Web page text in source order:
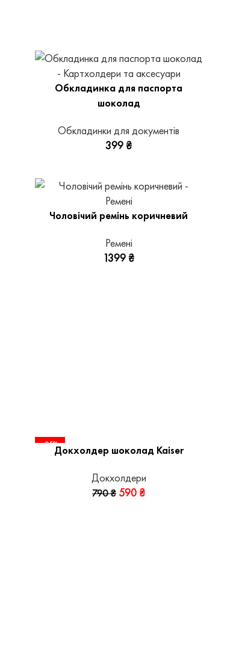
Обкладинка для паспорта
шоколад
Обкладинки для документів
399 ₴
Чоловічий ремінь коричневий
Ремені
1399 ₴
-25%Докхолдер шоколад Kaiser
Докхолдери
790₴ 590 ₴